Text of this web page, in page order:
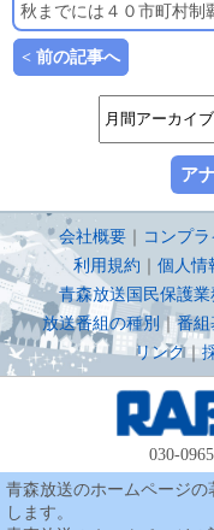
秋までには４０市町村制
< 前の記事へ
ア
会社概要 コンプ
利用規約
個人情
青森放送国民保護業
放送番組の種別 ｜番組
リンク｜
030-
青森放送のホームページ
します。